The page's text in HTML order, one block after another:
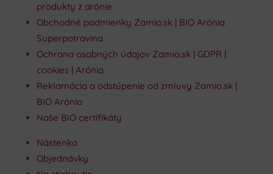
produkty z arónie
Obchodné podmienky Zamio.sk | BIO Arónia
Superpotravina
Ochrana osobných údajov Zamio.sk | GDPR |
cookies | Arónia
Reklamácia a odstúpenie od zmluvy Zamio.sk |
BIO Arónia
Naše BIO certifikáty
Nástenka
Objednávky